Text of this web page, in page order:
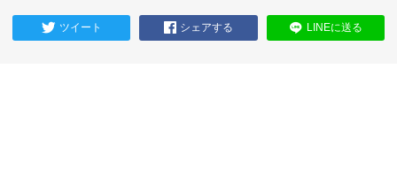
ツイート シェアする LINEに送る